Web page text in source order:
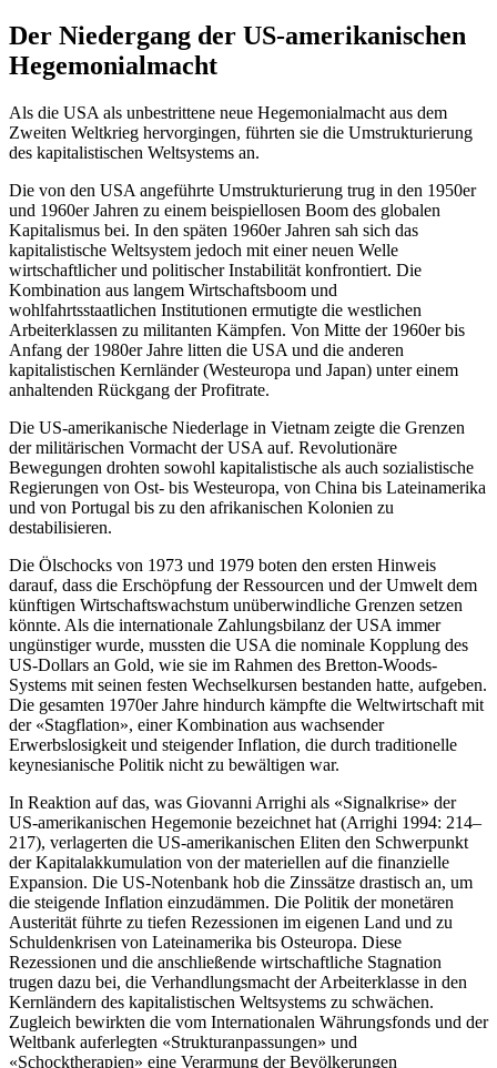
Der Niedergang der US-amerikanischen
Hegemonialmacht
Als die USA als unbestrittene neue Hegemonialmacht aus dem
Zweiten Weltkrieg hervorgingen, führten sie die Umstrukturierung
des kapitalistischen Weltsystems an.
Die von den USA angeführte Umstrukturierung trug in den 1950er
und 1960er Jahren zu einem beispiellosen Boom des globalen
Kapitalismus bei. In den späten 1960er Jahren sah sich das
kapitalistische Weltsystem jedoch mit einer neuen Welle
wirtschaftlicher und politischer Instabilität konfrontiert. Die
Kombination aus langem Wirtschaftsboom und
wohlfahrtsstaatlichen Institutionen ermutigte die westlichen
Arbeiterklassen zu militanten Kämpfen. Von Mitte der 1960er bis
Anfang der 1980er Jahre litten die USA und die anderen
kapitalistischen Kernländer (Westeuropa und Japan) unter einem
anhaltenden Rückgang der Profitrate.
Die US-amerikanische Niederlage in Vietnam zeigte die Grenzen
der militärischen Vormacht der USA auf. Revolutionäre
Bewegungen drohten sowohl kapitalistische als auch sozialistische
Regierungen von Ost- bis Westeuropa, von China bis Lateinamerika
und von Portugal bis zu den afrikanischen Kolonien zu
destabilisieren.
Die Ölschocks von 1973 und 1979 boten den ersten Hinweis
darauf, dass die Erschöpfung der Ressourcen und der Umwelt dem
künftigen Wirtschaftswachstum unüberwindliche Grenzen setzen
könnte. Als die internationale Zahlungsbilanz der USA immer
ungünstiger wurde, mussten die USA die nominale Kopplung des
US-Dollars an Gold, wie sie im Rahmen des Bretton-Woods-
Systems mit seinen festen Wechselkursen bestanden hatte, aufgeben.
Die gesamten 1970er Jahre hindurch kämpfte die Weltwirtschaft mit
der «Stagflation», einer Kombination aus wachsender
Erwerbslosigkeit und steigender Inflation, die durch traditionelle
keynesianische Politik nicht zu bewältigen war.
In Reaktion auf das, was Giovanni Arrighi als «Signalkrise» der
US-amerikanischen Hegemonie bezeichnet hat (Arrighi 1994: 214–
217), verlagerten die US-amerikanischen Eliten den Schwerpunkt
der Kapitalakkumulation von der materiellen auf die finanzielle
Expansion. Die US-Notenbank hob die Zinssätze drastisch an, um
die steigende Inflation einzudämmen. Die Politik der monetären
Austerität führte zu tiefen Rezessionen im eigenen Land und zu
Schuldenkrisen von Lateinamerika bis Osteuropa. Diese
Rezessionen und die anschließende wirtschaftliche Stagnation
trugen dazu bei, die Verhandlungsmacht der Arbeiterklasse in den
Kernländern des kapitalistischen Weltsystems zu schwächen.
Zugleich bewirkten die vom Internationalen Währungsfonds und der
Weltbank auferlegten «Strukturanpassungen» und
«Schocktherapien» eine Verarmung der Bevölkerungen